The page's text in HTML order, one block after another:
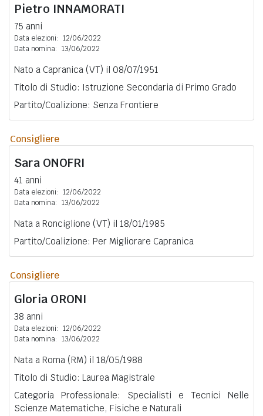
Pietro INNAMORATI
75 anni
Data elezioni: 12/06/2022
Data nomina: 13/06/2022
Nato a Capranica (VT) il 08/07/1951
Titolo di Studio: Istruzione Secondaria di Primo Grado
Partito/Coalizione: Senza Frontiere
Consigliere
Sara ONOFRI
41 anni
Data elezioni: 12/06/2022
Data nomina: 13/06/2022
Nata a Ronciglione (VT) il 18/01/1985
Partito/Coalizione: Per Migliorare Capranica
Consigliere
Gloria ORONI
38 anni
Data elezioni: 12/06/2022
Data nomina: 13/06/2022
Nata a Roma (RM) il 18/05/1988
Titolo di Studio: Laurea Magistrale
Categoria Professionale: Specialisti e Tecnici Nelle
Scienze Matematiche, Fisiche e Naturali